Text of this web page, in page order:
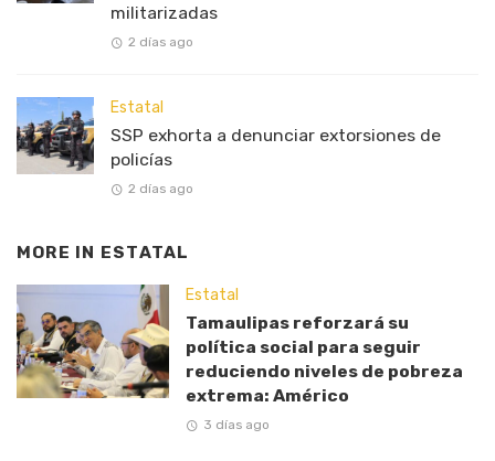
militarizadas
2 días ago
Estatal
SSP exhorta a denunciar extorsiones de
policías
2 días ago
MORE IN ESTATAL
Estatal
Tamaulipas reforzará su
política social para seguir
reduciendo niveles de pobreza
extrema: Américo
3 días ago